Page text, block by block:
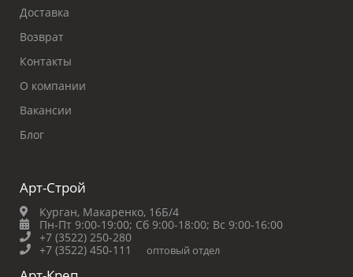
Доставка
Возврат
Контакты
О компании
Вакансии
Блог
Арт-Строй
Курган, Макаренко, 16Б/4
Пн-Пт 9:00-19:00; Сб 9:00-18:00; Вс 9:00-16:00
+7 (3522) 250-280
+7 (3522) 450-111
оптовый отдел